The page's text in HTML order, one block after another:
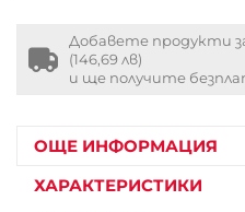
Free
shipping
Добавете продукти
(146,69 лв)
и ще получите
ОЩЕ ИНФОРМАЦИЯ
ХАРАКТЕРИСТИКИ